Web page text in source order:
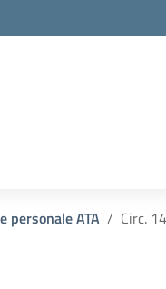
personale ATA Circ.